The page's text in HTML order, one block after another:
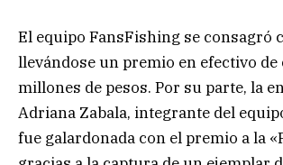
El equipo FansFishing se consagró
llevándose un premio en efectivo de
millones de pesos. Por su parte, la
Adriana Zabala, integrante del
fue galardonada con el premio a la